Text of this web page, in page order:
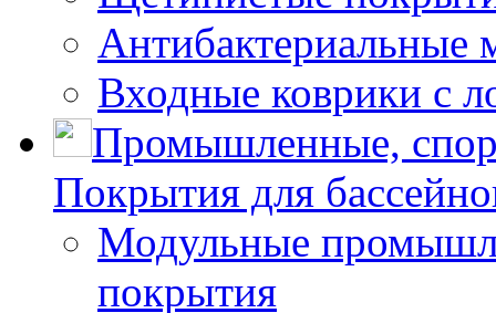
Антибактериальные
Входные коврики с
Промышленные,
Покрытия для
Модульные
покрытия